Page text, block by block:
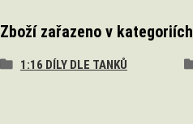
Zboží zařazeno v kategoriích
1:16 DÍLY DLE TANKŮ